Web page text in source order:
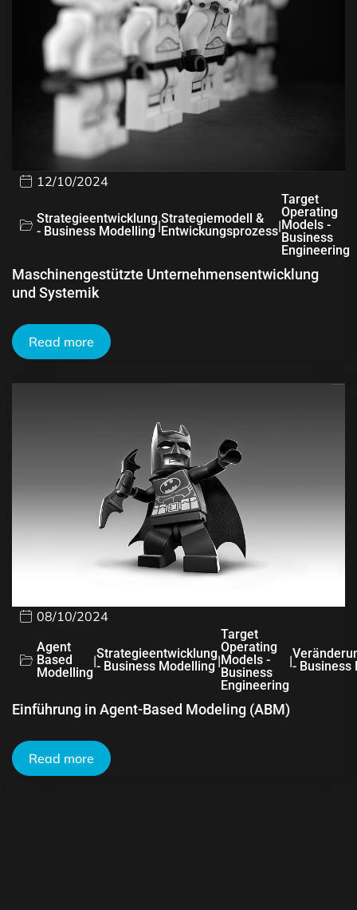
12/10/2024
Strategieentwicklung
- Business Modelling |Strategiemodell &
Entwickungsprozess|
Target
Operating
Models -
Business
Engineering
Maschinengestützte Unternehmensentwicklung
und Systemik
Read more
08/10/2024
Agent
Based
Modelling
|Strategieentwicklung
- Business Modelling |
Target
Operating
Models -
Business
Engineering
|- Business
Einführung in Agent-Based Modeling (ABM)
Read more